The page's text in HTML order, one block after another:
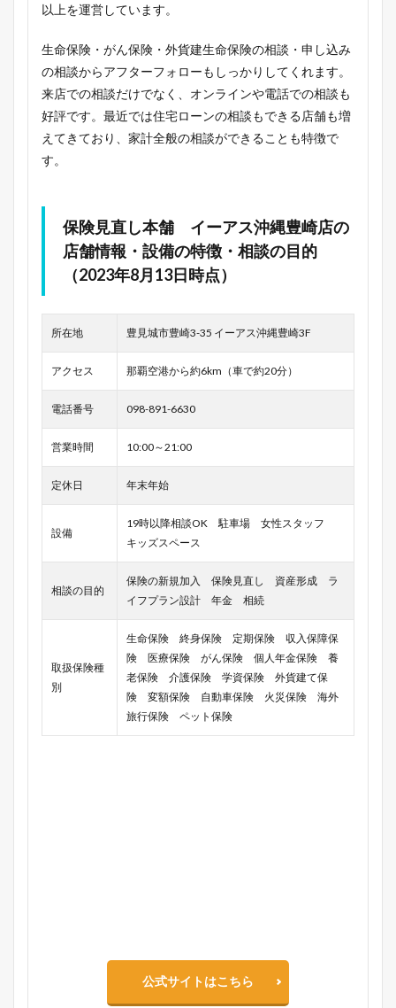
以上を運営しています。
生命保険・がん保険・外貨建生命保険の相談・申し込み
の相談からアフターフォローもしっかりしてくれます。
来店での相談だけでなく、オンラインや電話での相談も
好評です。最近では住宅ローンの相談もできる店舗も増
えてきており、家計全般の相談ができることも特徴で
す。
保険見直し本舗 イーアス沖縄豊崎店の
店舗情報・設備の特徴・相談の目的
（2023年8月13日時点）
所在地 豊見城市豊崎3-35 イーアス沖縄豊崎3F
アクセス 那覇空港から約6km（車で約20分）
電話番号 098-891-6630
営業時間 10:00～21:00
定休日 年末年始
設備
19時以降相談OK 駐車場 女性スタッフ
キッズスペース
相談の目的
保険の新規加入 保険見直し 資産形成 ラ
イフプラン設計 年金 相続
取扱保険種
別
生命保険 終身保険 定期保険 収入保障保
険 医療保険 がん保険 個人年金保険 養
老保険 介護保険 学資保険 外貨建て保
険 変額保険 自動車保険 火災保険 海外
旅行保険 ペット保険
公式サイトはこちら